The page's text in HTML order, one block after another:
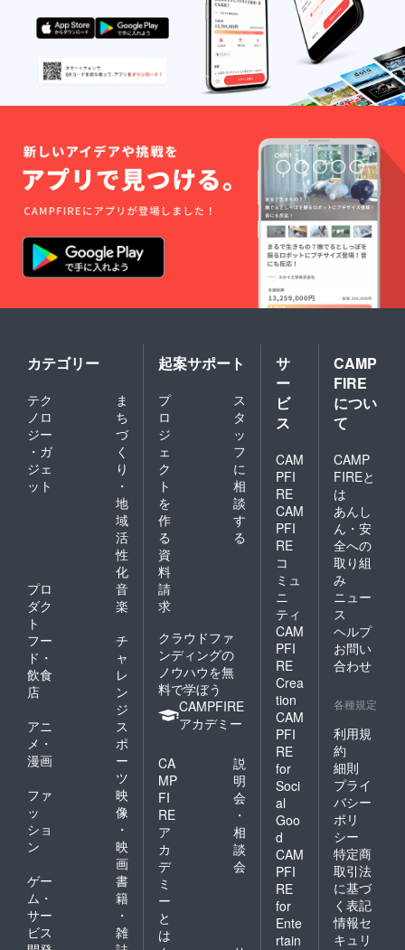
カテゴリー
テク
ノロ
ジー
・ガ
ジェ
ット
ま
ち
づ
く
り
・
地
域
活
性
化
プロ
ダク
ト
音
楽
フー
ド・
飲食
店
チ
ャ
レ
ン
ジ
アニ
メ・
漫画
ス
ポ
ー
ツ
ファ
ッ
ショ
ン
映
像
・
映
画
ゲー
ム・
サー
ビス
書
籍
・
雑
起案サポート
プ
ロ
ジ
ェ
ク
ト
を
作
る
ス
タ
ッ
フ
に
相
談
す
る
資
料
請
求
クラウドファ
ンディングの
ノウハウを無
料で学ぼう
CAMPFIRE
アカデミー
CA
MP
FI
RE
ア
カ
デ
ミ
ー
と
は
説
明
会
・
相
談
会
サ
ー
ビ
ス
CAM
PFI
RE
CAM
PFI
RE
コ
ミュ
ニ
ティ
CAM
PFI
RE
Crea
tion
CAM
PFI
RE
for
Soci
al
Goo
d
CAM
PFI
RE
for
Ente
rtain
CAMP
FIRE
につい
て
CAMP
FIREと
は
あんし
ん・安
全への
取り組
み
ニュー
ス
ヘルプ
お問い
合わせ
各種規定
利用規
約
細則
プライ
バシー
ポリ
シー
特定商
取引法
に基づ
く表記
情報セ
キュリ